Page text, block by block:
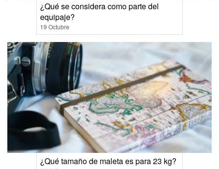
¿Qué se considera como parte del
equipaje?
19 Octubre
¿Qué tamaño de maleta es para 23 kg?